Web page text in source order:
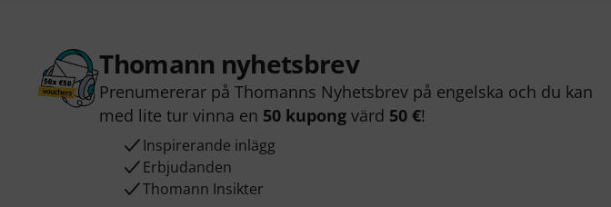
Thomann nyhetsbrev
Prenumererar på Thomanns Nyhetsbrev på engelska och du kan
med lite tur vinna en 50 kupong värd 50 €!
Inspirerande inlägg
Erbjudanden
Thomann Insikter